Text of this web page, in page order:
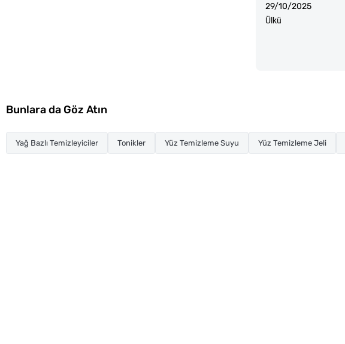
29/10/2025
Ülkü
Bunlara da Göz Atın
Yağ Bazlı Temizleyiciler Tonikler Yüz Temizleme Suyu Yüz Temizleme Jeli